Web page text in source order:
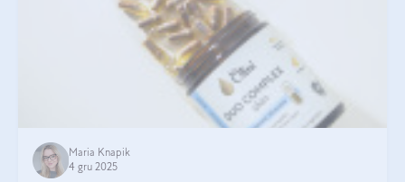
Maria Knapik
4 gru 2025